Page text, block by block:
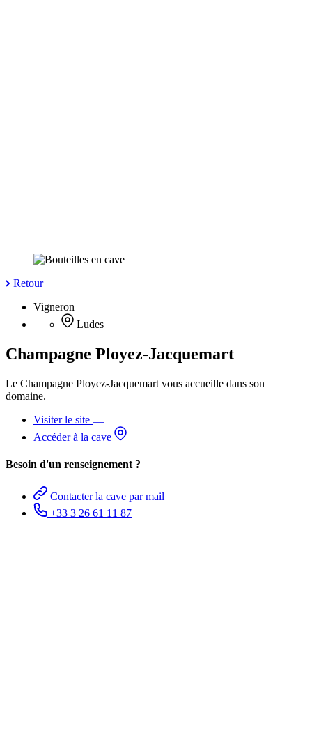
Retour
Vigneron
Ludes
Champagne Ployez-Jacquemart
Le Champagne Ployez-Jacquemart vous accueille dans son
domaine.
Visiter le site
Accéder à la cave
Besoin d'un renseignement ?
Contacter la cave par mail
+33 3 26 61 11 87